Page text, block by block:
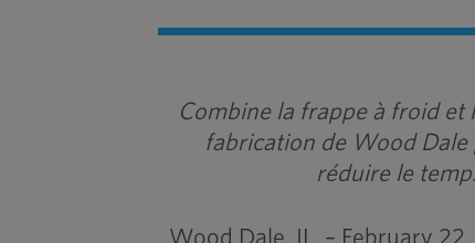
Combine la frappe à froid
fabrication de Wood
réduire le
Wood Dale, IL. – February